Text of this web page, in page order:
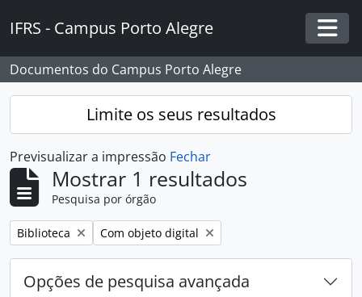
IFRS - Campus Porto Alegre
Documentos do Campus Porto Alegre
Limite os seus resultados
Previsualizar a impressão Fechar
Mostrar 1 resultados
Pesquisa por órgão
Remover filtro:
Biblioteca Remover filtro:
Com objeto digital
Opções de pesquisa avançada